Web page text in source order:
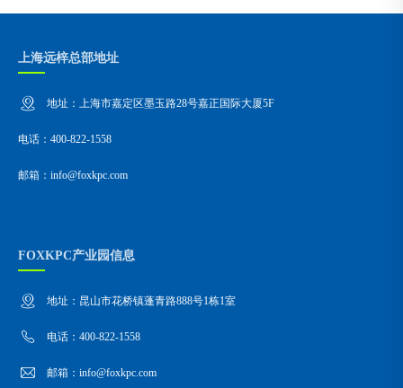
上海远梓总部地址
地址：上海市嘉定区墨玉路28号嘉正国际大厦5F
电话：400-822-1558
邮箱：info@foxkpc.com
FOXKPC产业园信息
地址：昆山市花桥镇蓬青路888号1栋1室
电话：400-822-1558
邮箱：info@foxkpc.com